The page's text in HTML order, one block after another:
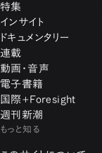
特集
インサイト
ドキュメンタリー
連載
動画・音声
電子書籍
国際+Foresight
週刊新潮
もっと知る